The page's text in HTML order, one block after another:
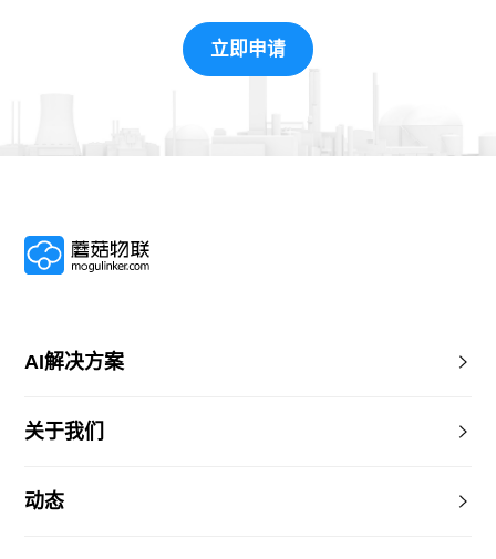
立即申请
AI解决方案
关于我们
动态